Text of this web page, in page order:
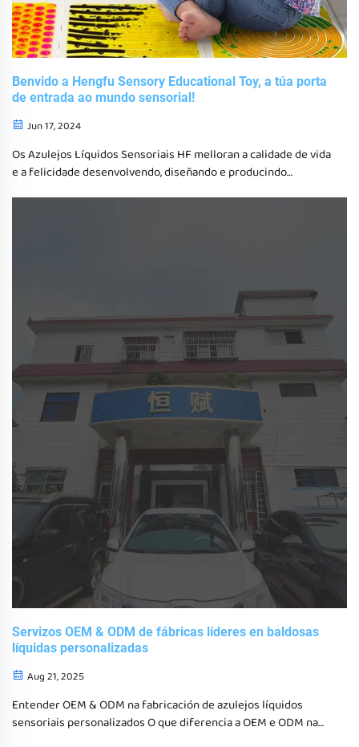
Benvido a Hengfu Sensory Educational Toy, a túa porta
de entrada ao mundo sensorial!
Jun 17, 2024
Os Azulejos Líquidos Sensoriais HF melloran a calidade de vida
e a felicidade desenvolvendo, diseñando e producindo
Servizos OEM & ODM de fábricas líderes en baldosas
líquidas personalizadas
Aug 21, 2025
Entender OEM & ODM na fabricación de azulejos líquidos
sensoriais personalizados O que diferencia a OEM e ODM na